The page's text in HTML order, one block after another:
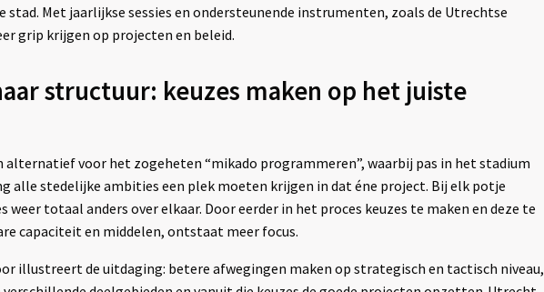
stad. Met jaarlijkse sessies en ondersteunende instrumenten, zoals de Utrechtse
grip krijgen op projecten en beleid.
structuur: keuzes maken op het juiste
alternatief voor het zogeheten “mikado programmeren”, waarbij pas in het stadium
alle stedelijke ambities een plek moeten krijgen in dat éne project. Bij elk potje
weer totaal anders over elkaar. Door eerder in het proces keuzes te maken en deze te
capaciteit en middelen, ontstaat meer focus.
illustreert de uitdaging: betere afwegingen maken op strategisch en tactisch niveau,